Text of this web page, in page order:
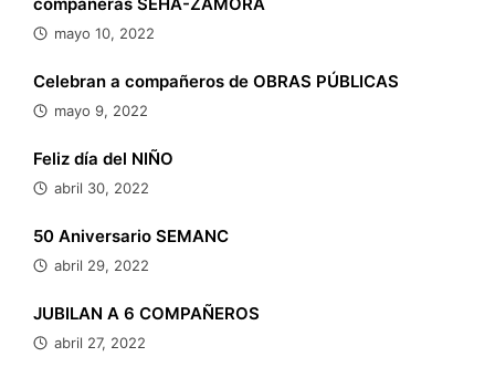
mayo 10, 2022
Celebran a compañeros de OBRAS PÚBLICAS
mayo 9, 2022
Feliz día del NIÑO
abril 30, 2022
50 Aniversario SEMANC
abril 29, 2022
JUBILAN A 6 COMPAÑEROS
abril 27, 2022